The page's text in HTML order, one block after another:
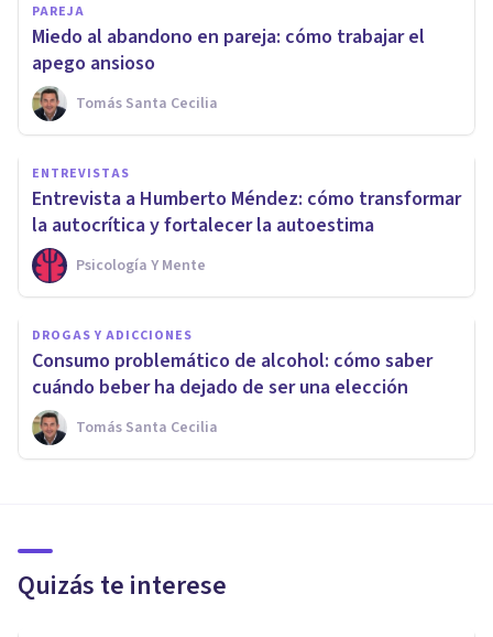
PAREJA
Miedo al abandono en pareja: cómo trabajar el
apego ansioso
Tomás Santa Cecilia
ENTREVISTAS
Entrevista a Humberto Méndez: cómo transformar
la autocrítica y fortalecer la autoestima
Psicología Y Mente
DROGAS Y ADICCIONES
Consumo problemático de alcohol: cómo saber
cuándo beber ha dejado de ser una elección
Tomás Santa Cecilia
Quizás te interese